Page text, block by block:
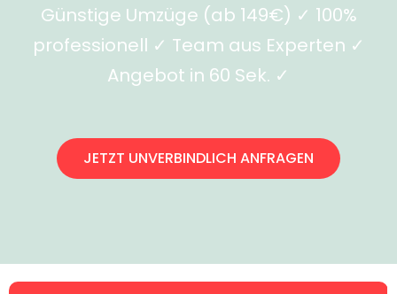
Günstige Umzüge (ab 149€) ✓ 100%
professionell ✓ Team aus Experten ✓
Angebot in 60 Sek. ✓
JETZT UNVERBINDLICH ANFRAGEN